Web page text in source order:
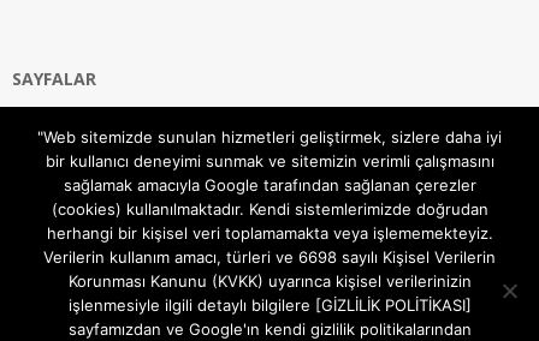
SAYFALAR
Gizlilik ve Çerezler (Cookies) Politikası
Hakkımızda
İletişim Kanalları
MODEM KURULUM
TEKNİK DESTEK
TELEVİZYON SİSTEMLERİ
"Web sitemizde sunulan hizmetleri geliştirmek, sizlere daha iyi
bir kullanıcı deneyimi sunmak ve sitemizin verimli çalışmasını
sağlamak amacıyla Google tarafından sağlanan çerezler
(cookies) kullanılmaktadır. Kendi sistemlerimizde doğrudan
herhangi bir kişisel veri toplamamakta veya işlememekteyiz.
Verilerin kullanım amacı, türleri ve 6698 sayılı Kişisel Verilerin
Korunması Kanunu (KVKK) uyarınca kişisel verilerinizin
işlenmesiyle ilgili detaylı bilgilere [GİZLİLİK POLİTİKASI]
sayfamızdan ve Google'ın kendi gizlilik politikalarından